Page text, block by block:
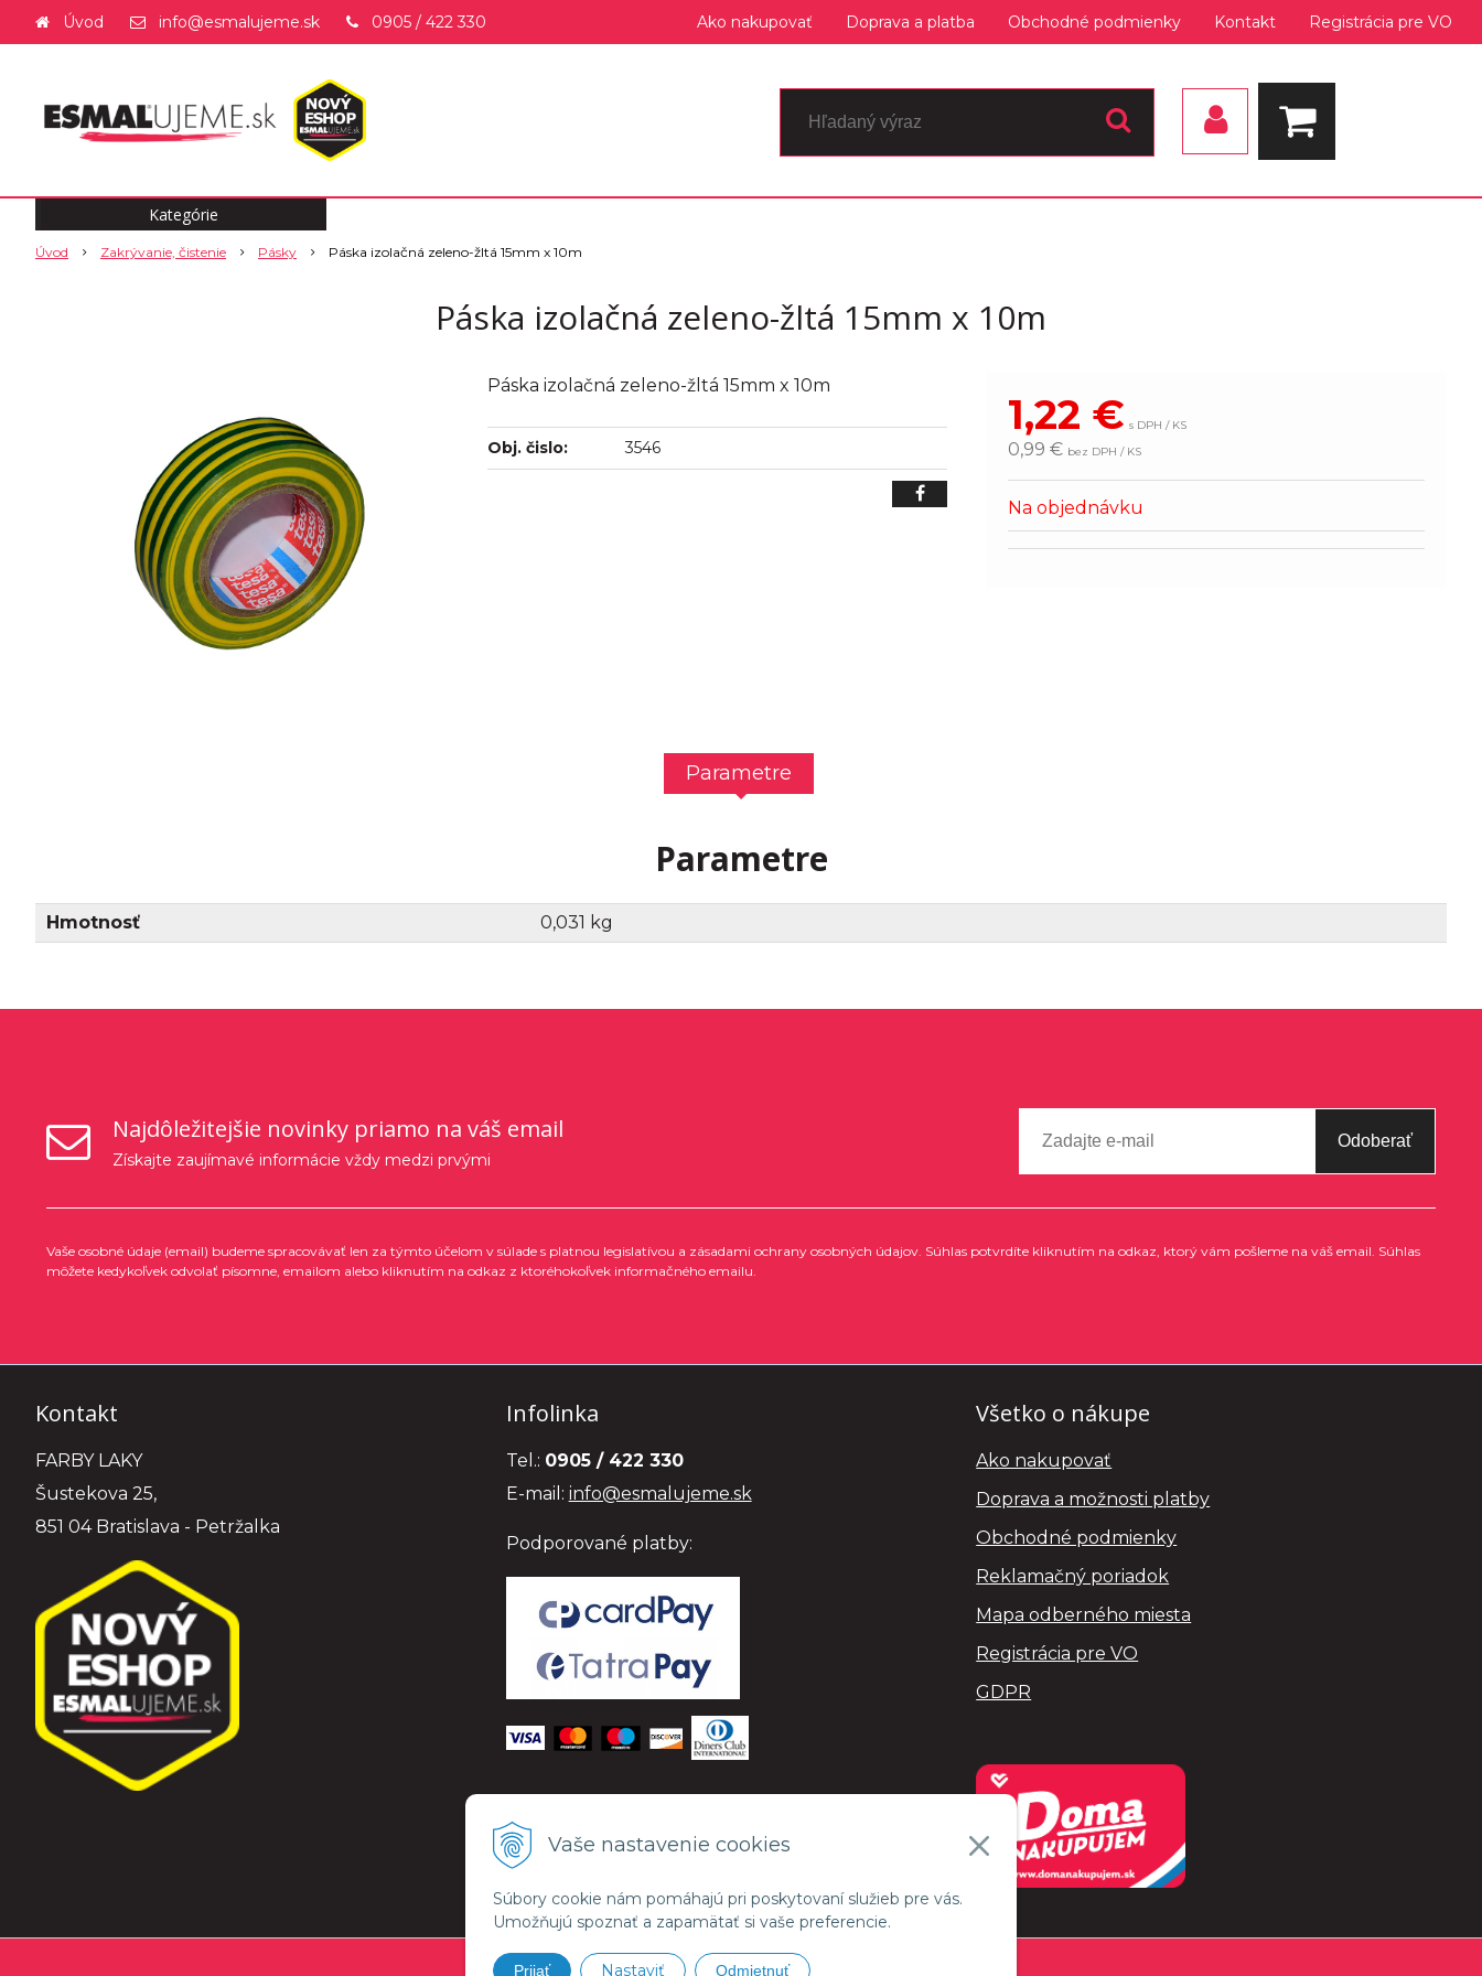
Vaše nastavenie cookies
Súbory cookie nám pomáhajú pri poskytovaní služieb pre vás.
Umožňujú spoznať a zapamätať si vaše preferencie.
Prijať Nastaviť Odmietnuť
Úvod info@esmalujeme.sk 0905 / 422 330 Ako nakupovať Doprava a platba Obchodné podmienky Kontakt Registrácia pre VO
Úvod Zakrývanie, čistenie Pásky Páska izolačná zeleno-žltá 15mm x 10m
Páska izolačná zeleno-žltá 15mm x 10m
1,22 € s DPH / KS
0,99 € bez DPH / KS
Na objednávku
Páska izolačná zeleno-žltá 15mm x 10m
Obj. čislo: 3546
Parametre
Parametre
Hmotnosť 0,031 kg
Kategórie
Najdôležitejšie novinky priamo na váš email
Získajte zaujímavé informácie vždy medzi prvými
Odoberať
Vaše osobné údaje (email) budeme spracovávať len za týmto účelom v súlade s platnou legislatívou a zásadami ochrany osobných údajov. Súhlas potvrdíte kliknutím na odkaz, ktorý vám pošleme na váš email. Súhlas
môžete kedykoľvek odvolať písomne, emailom alebo kliknutím na odkaz z ktoréhokoľvek informačného emailu.
Kontakt
FARBY LAKY
Šustekova 25,
851 04 Bratislava - Petržalka
Infolinka
Tel.: 0905 / 422 330
E-mail: info@esmalujeme.sk
Podporované platby:
Všetko o nákupe
Ako nakupovať
Doprava a možnosti platby
Obchodné podmienky
Reklamačný poriadok
Mapa odberného miesta
Registrácia pre VO
GDPR